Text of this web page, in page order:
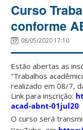
Curso
conforme
08/05/2020 17:10
Estão abertas as
“Trabalhos
realizado em 08/7,
Link para inscrição:
acad-abnt-01jul20
O curso será